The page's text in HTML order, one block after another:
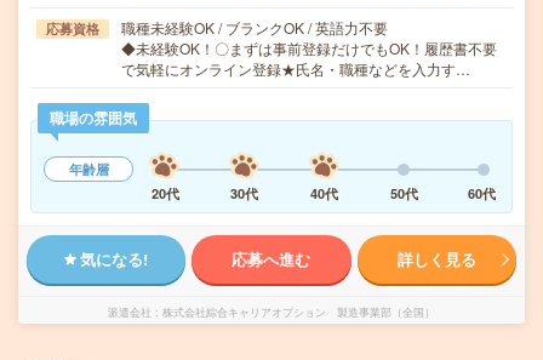
応募資格
職種未経験OK / ブランクOK / 英語力不要
◆未経験OK！〇まずは事前登録だけでもOK！履歴書不要
で気軽にオンライン登録★氏名・職種などを入力す…
職場の雰囲気
年齢層
20代
30代 40代 50代 60代
気になる! 応募へ進む 詳しく見る
派遣会社 株式会社綜合キャリアオプション 製造事業部（全国）